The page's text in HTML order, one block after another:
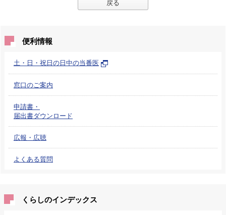
戻る
便利情報
土・日・祝日の日中の当番医
窓口のご案内
申請書・
届出書ダウンロード
広報・広聴
よくある質問
くらしのインデックス